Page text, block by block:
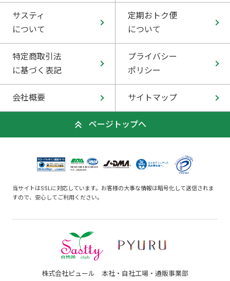
サスティ
について
定期おトク便
について
特定商取引法
に基づく表記
プライバシー
ポリシー
会社概要 サイトマップ
ページトップへ
当サイトはSSLに対応しています。お客様の大事な情報は暗号化して送信されま
すので、安心してご利用ください。
株式会社ピュール 本社・自社工場・通販事業部